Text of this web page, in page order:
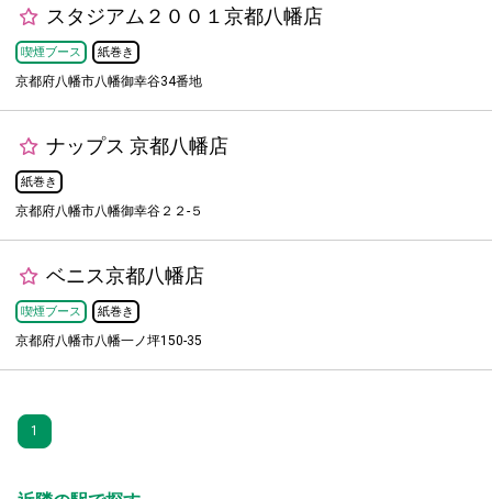
スタジアム２００１京都八幡店
喫煙ブース 紙巻き
京都府八幡市八幡御幸谷34番地
ナップス 京都八幡店
紙巻き
京都府八幡市八幡御幸谷２２-５
ベニス京都八幡店
喫煙ブース 紙巻き
京都府八幡市八幡一ノ坪150-35
1